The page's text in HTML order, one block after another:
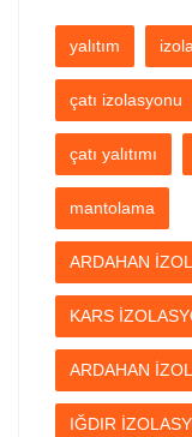
yalıtım
çatı izolasyonu
çatı yalıtımı
mantolama
ARDAHAN
KARS
ARDAHAN
IĞDIR